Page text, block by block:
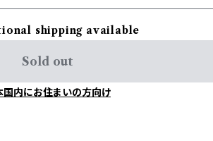
shipping available
Sold out
国内にお住まいの方向け